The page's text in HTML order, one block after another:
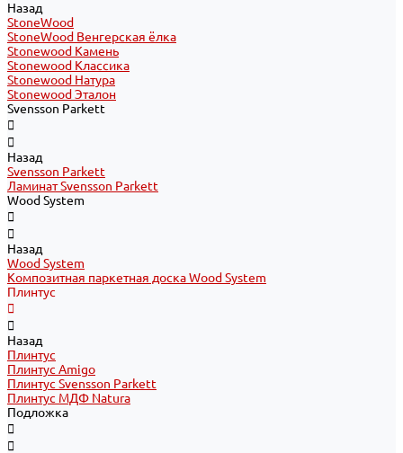
Назад
StoneWood
StoneWood Венгерская ёлка
Stonewood Камень
Stonewood Классика
Stonewood Натура
Stonewood Эталон
Svensson Parkett
Назад
Svensson Parkett
Ламинат Svensson Parkett
Wood System
Назад
Wood System
Композитная паркетная доска Wood System
Плинтус
Назад
Плинтус
Плинтус Amigo
Плинтус Svensson Parkett
Плинтус МДФ Natura
Подложка